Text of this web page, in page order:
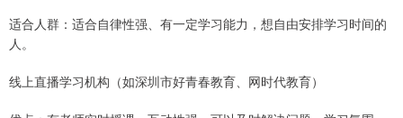
适合人群：适合自律性强、有一定学习能力，想自由安排学习时间的
人。
线上直播学习机构（如深圳市好青春教育、网时代教育）